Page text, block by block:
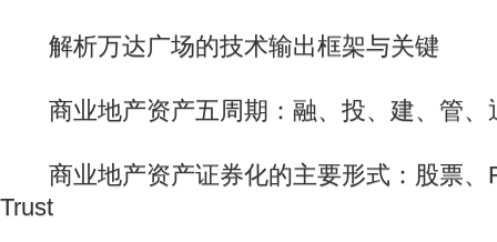
解析万达广场的技术输出框架与关键
商业地产资产五周期：融、投、建、管、
商业地产资产证券化的主要形式：股票、
Trust